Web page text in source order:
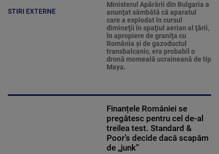
STIRI EXTERNE
Ministerul Apărării din Bulgaria a
anunţat sâmbătă că aparatul
care a explodat în cursul
dimineţii în spaţiul aerian al ţării,
în apropiere de graniţa cu
România şi de gazoductul
transbalcanic, era probabil o
dronă momeală ucraineană de tip
Maya.
Finanțele României se
pregătesc pentru cel de-al
treilea test. Standard &
Poor’s decide dacă scapăm
de „junk”